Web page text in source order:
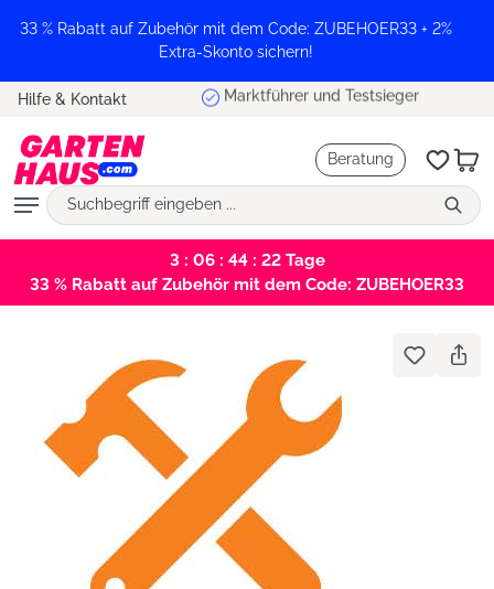
springen
33 % Rabatt auf Zubehör mit dem Code: ZUBEHOER33 + 2%
Extra-Skonto sichern!
Hilfe & Kontakt Marktführer und Testsieger
Beratung
3 : 06 : 44 : 22Tage
33 % Rabatt auf Zubehör mit dem Code: ZUBEHOER33